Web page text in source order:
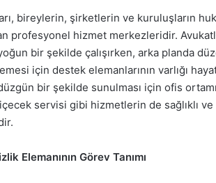
bireylerin, şirketlerin ve kuruluşların
profesyonel hizmet merkezleridir.
bir şekilde çalışırken, arka planda
için destek elemanlarının varlığı
bir şekilde sunulması için ofis
içecek servisi gibi hizmetlerin de sağlıklı
Elemanının Görev Tanımı